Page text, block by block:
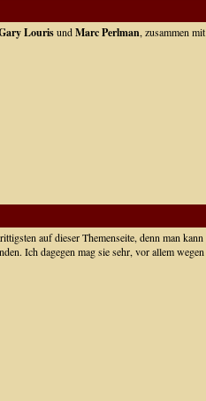
LourisundMarc Perlman, zusammen mit
auf dieser Themenseite, denn man
Ich dagegen mag sie sehr, vor allem